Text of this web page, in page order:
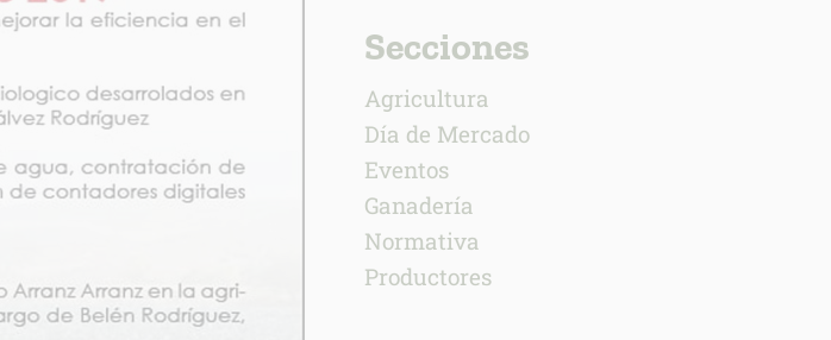
Secciones
Agricultura
Día de Mercado
Eventos
Ganadería
Normativa
Productores